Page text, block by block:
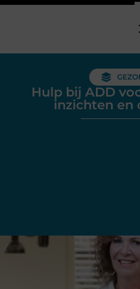
Hulp bij ADD
inzichten en